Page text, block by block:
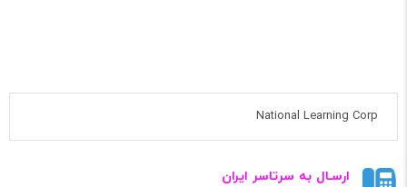
National Learning Corp
ارسـال به سرتاسر ایران